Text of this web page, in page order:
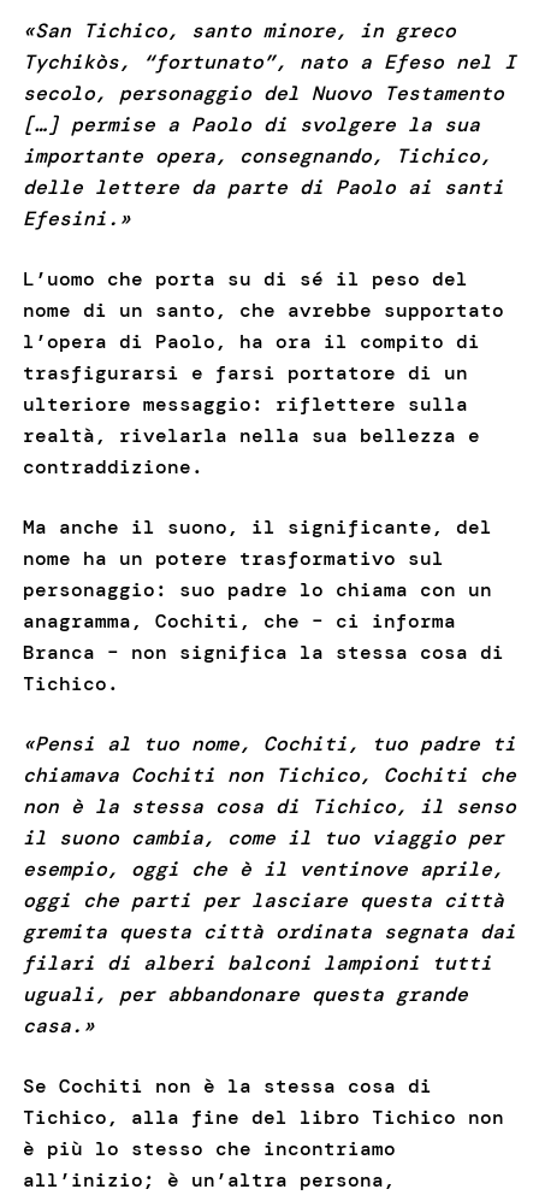
«San Tichico, santo minore, in greco
Tychikòs, “fortunato”, nato a Efeso nel I
secolo, personaggio del Nuovo Testamento
[…] permise a Paolo di svolgere la sua
importante opera, consegnando, Tichico,
delle lettere da parte di Paolo ai santi
Efesini.»
L’uomo che porta su di sé il peso del
nome di un santo, che avrebbe supportato
l’opera di Paolo, ha ora il compito di
trasfigurarsi e farsi portatore di un
ulteriore messaggio: riflettere sulla
realtà, rivelarla nella sua bellezza e
contraddizione.
Ma anche il suono, il significante, del
nome ha un potere trasformativo sul
personaggio: suo padre lo chiama con un
anagramma, Cochiti, che – ci informa
Branca – non significa la stessa cosa di
Tichico.
«Pensi al tuo nome, Cochiti, tuo padre ti
chiamava Cochiti non Tichico, Cochiti che
non è la stessa cosa di Tichico, il senso
il suono cambia, come il tuo viaggio per
esempio, oggi che è il ventinove aprile,
oggi che parti per lasciare questa città
gremita questa città ordinata segnata dai
filari di alberi balconi lampioni tutti
uguali, per abbandonare questa grande
casa.»
Se Cochiti non è la stessa cosa di
Tichico, alla fine del libro Tichico non
è più lo stesso che incontriamo
all’inizio; è un’altra persona,